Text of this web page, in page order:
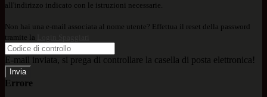
all'indirizzo indicato con le istruzioni necessarie.
Non hai una e-mail associata al nome utente? Effettua il reset della password
tramite la
E-mail inviata, si prega di controllare la casella di posta elettronica!
Errore